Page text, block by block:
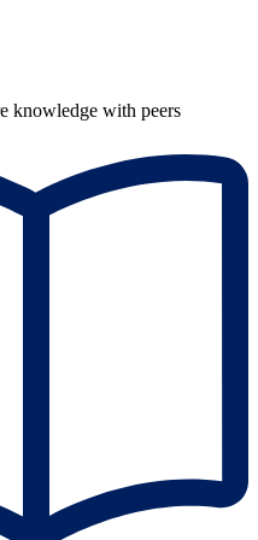
knowledge with peers